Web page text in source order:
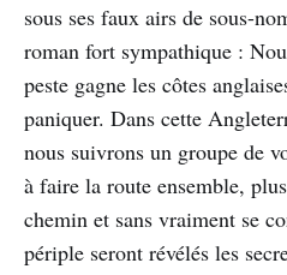
sous ses faux airs de sous-
roman fort sympathique :
peste gagne les côtes
paniquer. Dans cette
nous suivrons un groupe de
à faire la route ensemble,
chemin et sans vraiment se
périple seront révélés les